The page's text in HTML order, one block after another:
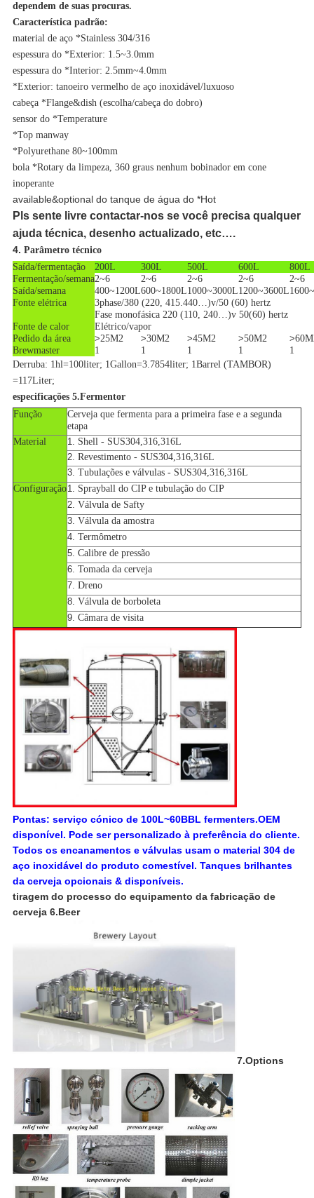
dependem de suas procuras.
Característica padrão:
material de aço *Stainless 304/316
espessura do *Exterior: 1.5~3.0mm
espessura do *Interior: 2.5mm~4.0mm
*Exterior: tanoeiro vermelho de aço inoxidável/luxuoso
cabeça *Flange&dish (escolha/cabeça do dobro)
sensor do *Temperature
*Top manway
*Polyurethane 80~100mm
bola *Rotary da limpeza, 360 graus nenhum bobinador em cone
inoperante
available&optional do tanque de água do *Hot
Pls sente livre contactar-nos se você precisa qualquer
ajuda técnica, desenho actualizado, etc….
4. Parâmetro técnico
Saída/fermentação
200L 300L 500L 600L
800L
Fermentação/semana2~6 2~6 2~6 2~6
2~6
Saída/semana
400~1200L600~1800L1000~3000L1200~3600L
Fonte elétrica
3phase/380 (220, 415.440…)v/50 (60) hertz
Fase monofásica 220 (110, 240…)v 50(60) hertz
Fonte de calor
Elétrico/vapor
Pedido da área
>25M2 >30M2 >45M2 >50M2 >
Brewmaster
1 1 1 1
1
Derruba: 1hl=100liter; 1Gallon=3.7854liter; 1Barrel (TAMBOR)
=117Liter;
especificações 5.Fermentor
Função
Cerveja que fermenta para a primeira fase e a segunda
etapa
Material
1. Shell - SUS304,316,316L
2. Revestimento - SUS304,316,316L
3. Tubulações e válvulas - SUS304,316,316L
Configuração1. Sprayball do CIP e tubulação do CIP
2. Válvula de Safty
3. Válvula da amostra
4. Termômetro
5. Calibre de pressão
6. Tomada da cerveja
7. Dreno
8. Válvula de borboleta
9. Câmara de visita
Pontas: serviço cónico de 100L~60BBL fermenters.OEM
disponível. Pode ser personalizado à preferência do cliente.
Todos os encanamentos e válvulas usam o material 304 de
aço inoxidável do produto comestível. Tanques brilhantes
da cerveja opcionais & disponíveis.
tiragem do processo do equipamento da fabricação de
cerveja 6.Beer
7.Options